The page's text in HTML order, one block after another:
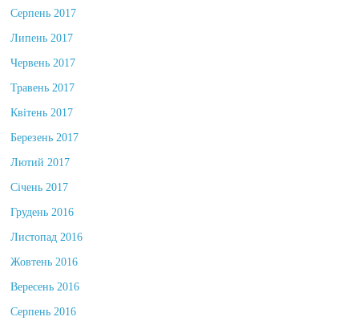
Серпень 2017
Липень 2017
Червень 2017
Травень 2017
Квітень 2017
Березень 2017
Лютий 2017
Січень 2017
Грудень 2016
Листопад 2016
Жовтень 2016
Вересень 2016
Серпень 2016